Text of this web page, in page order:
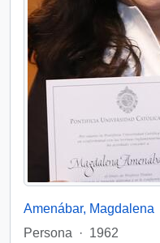
Amenábar, Magdalena
Persona
· 1962